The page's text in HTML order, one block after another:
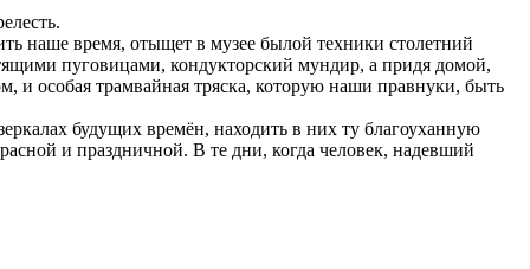
наше время, отыщет в музее былой техники столетний
пуговицами, кондукторский мундир, а придя домой,
и особая трамвайная тряска, которую наши правнуки, быть
будущих времён, находить в них ту благоуханную
и праздничной. В те дни, когда человек, надевший